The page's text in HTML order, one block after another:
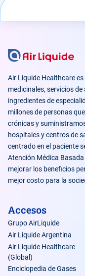
Air Liquide Healthcare
medicinales, servicios
ingredientes de
millones de personas
crónicas y
hospitales y centros de
centrado en el paciente
Atención Médica
mejorar los beneficios
mejor costo para la
Accesos
Grupo AirLiquide
Air Liquide Argentina
Air Liquide Healthcare
(Global)
Enciclopedia de Gases